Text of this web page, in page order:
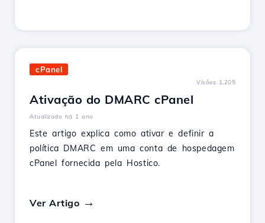
cPanel
Visões 1,205
Ativação do DMARC cPanel
Atualizado há 1 ano
Este artigo explica como ativar e definir a
política DMARC em uma conta de hospedagem
cPanel fornecida pela Hostico.
Ver Artigo